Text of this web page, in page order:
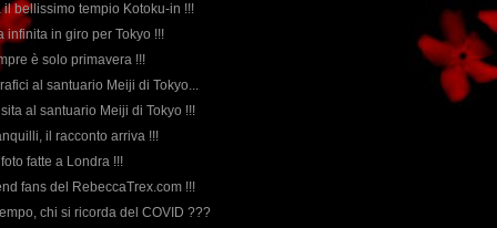
il bellissimo tempio Kotoku-in !!!
infinita in giro per Tokyo !!!
è solo primavera !!!
al santuario Meiji di Tokyo...
al santuario Meiji di Tokyo !!!
il racconto arriva !!!
fatte a Londra !!!
fans del RebeccaTrex.com !!!
chi si ricorda del COVID ???